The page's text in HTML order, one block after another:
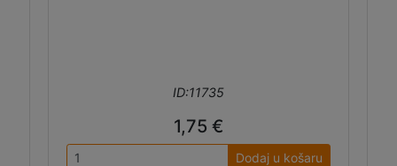
ID:11735
1,75 €
Dodaj u košaru